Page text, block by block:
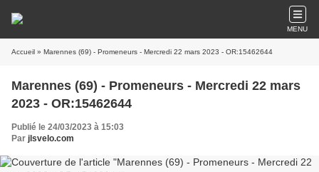
MENU
Accueil » Marennes (69) - Promeneurs - Mercredi 22 mars 2023 - OR:15462644
Marennes (69) - Promeneurs - Mercredi 22 mars
2023 - OR:15462644
Publié le 24/03/2023 à 15:03
Par jlsvelo.com